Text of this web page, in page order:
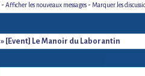
- Afficher les nouveaux messages - Marquer les
» [Event] Le Manoir du Laborantin